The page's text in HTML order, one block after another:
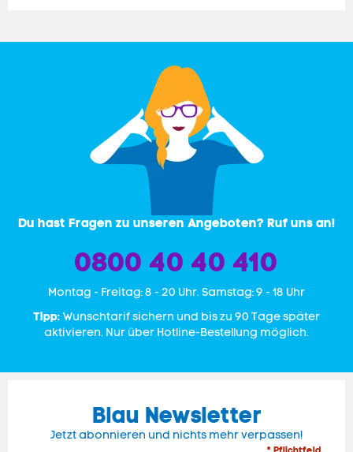
Du hast Fragen zu unseren Angeboten? Ruf uns an!
0800 40 40 410
Mon­tag - Freitag: 8 - 20 Uhr. Samstag: 9 - 18 Uhr
Tipp: Wunschtarif sichern und bis zu 90 Tage später
aktivieren. Nur über Hotline-Bestellung möglich.
Blau Newsletter
Jetzt abonnieren und nichts mehr verpassen!